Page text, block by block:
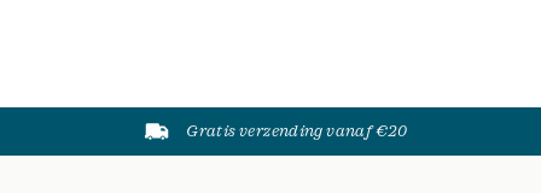
Gratis verzending vanaf €20